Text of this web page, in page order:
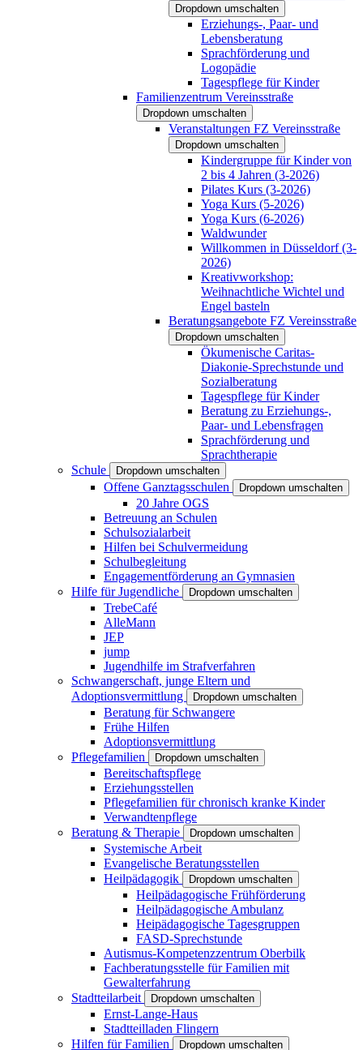
Dropdown umschalten
Erziehungs-, Paar- und
Lebensberatung
Sprachförderung und
Logopädie
Tagespflege für Kinder
Familienzentrum Vereinsstraße
Dropdown umschalten
Veranstaltungen FZ Vereinsstraße
Dropdown umschalten
Kindergruppe für Kinder von
2 bis 4 Jahren (3-2026)
Pilates Kurs (3-2026)
Yoga Kurs (5-2026)
Yoga Kurs (6-2026)
Waldwunder
Willkommen in Düsseldorf (3-
2026)
Kreativworkshop:
Weihnachtliche Wichtel und
Engel basteln
Beratungsangebote FZ Vereinsstraße
Dropdown umschalten
Ökumenische Caritas-
Diakonie-Sprechstunde und
Sozialberatung
Tagespflege für Kinder
Beratung zu Erziehungs-,
Paar- und Lebensfragen
Sprachförderung und
Sprachtherapie
Schule
Dropdown umschalten
Offene Ganztagsschulen Dropdown umschalten
20 Jahre OGS
Betreuung an Schulen
Schulsozialarbeit
Hilfen bei Schulvermeidung
Schulbegleitung
Engagementförderung an Gymnasien
Hilfe für Jugendliche
Dropdown umschalten
TrebeCafé
AlleMann
JEP
jump
Jugendhilfe im Strafverfahren
Schwangerschaft, junge Eltern und
Adoptionsvermittlung
Dropdown umschalten
Beratung für Schwangere
Frühe Hilfen
Adoptionsvermittlung
Pflegefamilien
Dropdown umschalten
Bereitschaftspflege
Erziehungsstellen
Pflegefamilien für chronisch kranke Kinder
Verwandtenpflege
Beratung & Therapie
Dropdown umschalten
Systemische Arbeit
Evangelische Beratungsstellen
Heilpädagogik
Dropdown umschalten
Heilpädagogische Frühförderung
Heilpädagogische Ambulanz
Heipädagogische Tagesgruppen
FASD-Sprechstunde
Autismus-Kompetenzzentrum Oberbilk
Fachberatungsstelle für Familien mit
Gewalterfahrung
Stadtteilarbeit
Dropdown umschalten
Ernst-Lange-Haus
Stadtteilladen Flingern
Hilfen für Familien
Dropdown umschalten